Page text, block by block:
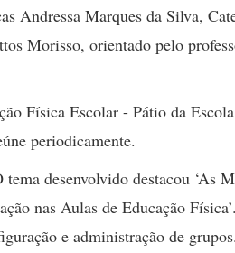
Andressa Marques da Silva,
Morisso, orientado pelo
Física Escolar - Pátio da
periodicamente.
desenvolvido destacou ‘As
nas Aulas de Educação
e administração de